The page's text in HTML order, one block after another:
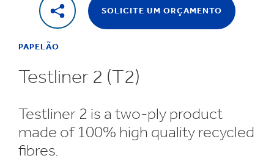
SOLICITE UM ORÇAMENTO
PAPELÃO
Testliner 2 (T2)
Testliner 2 is a two-ply product
made of 100% high quality recycled
fibres.